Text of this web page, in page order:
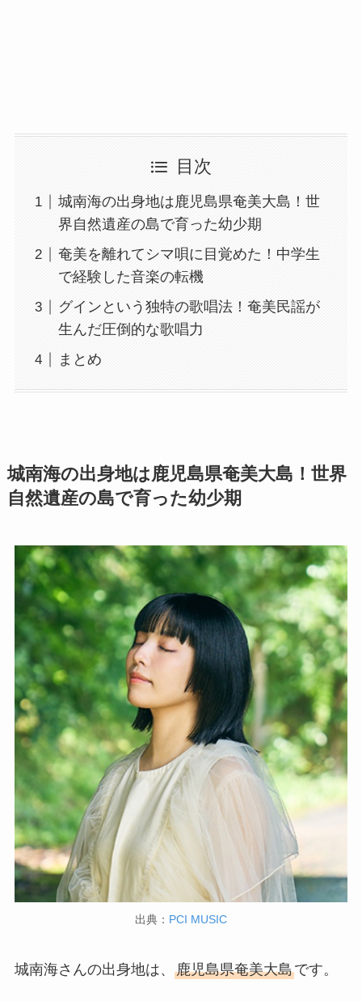
目次
城南海の出身地は鹿児島県奄美大島！世
界自然遺産の島で育った幼少期
奄美を離れてシマ唄に目覚めた！中学生
で経験した音楽の転機
グインという独特の歌唱法！奄美民謡が
生んだ圧倒的な歌唱力
まとめ
城南海の出身地は鹿児島県奄美大島！世界
自然遺産の島で育った幼少期
出典： PCI MUSIC
城南海さんの出身地は、 鹿児島県奄美大島です。